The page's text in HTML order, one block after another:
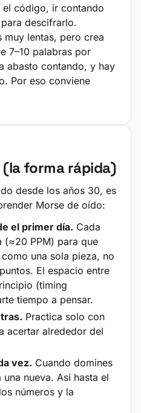
código, ir contando
descifrarlo.
muy lentas, pero crea
7–10 palabras por
abasto contando, y hay
Por eso conviene
forma rápida)
desde los años 30, es
Morse de oído:
el primer día. Cada
(≈20 PPM) para que
una sola pieza, no
El espacio entre
(timing
tiempo a pensar.
Practica solo con
acertar alrededor del
vez. Cuando domines
nueva. Así hasta el
números y la